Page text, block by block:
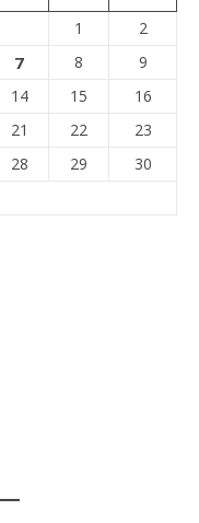
1
2
7 8
9
14 15
16
21 22
23
28 29
30